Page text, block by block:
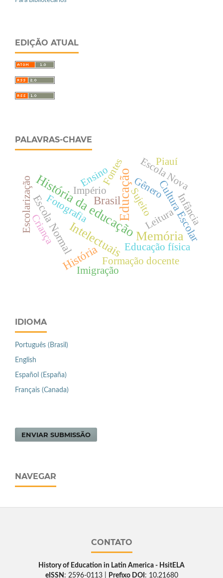
EDIÇÃO ATUAL
PALAVRAS-CHAVE
Educação
História da educaçãoMemória
Intelectuais
História
Brasil Cultura Escolar
Escola Normal
Império Gênero
Escolarização
Escola Nova
Formação docente
Leitura
Sujeito
Fontes Piauí
Ensino
Fotografia
Imigração
Educação física
Criança
Infância
IDIOMA
Português (Brasil)
English
Español (España)
Français (Canada)
ENVIAR SUBMISSÃO
NAVEGAR
CONTATO
History of Education in Latin America - HsitELA
eISSN : 2596-0113 | Prefixo DOI : 10.21680